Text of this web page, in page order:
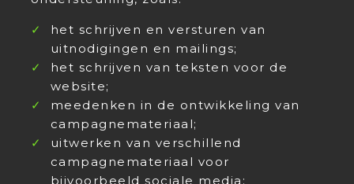
het schrijven en versturen van
uitnodigingen en mailings;
het schrijven van teksten voor de
website;
meedenken in de ontwikkeling van
campagnemateriaal;
uitwerken van verschillend
campagnemateriaal voor
bijvoorbeeld sociale media;